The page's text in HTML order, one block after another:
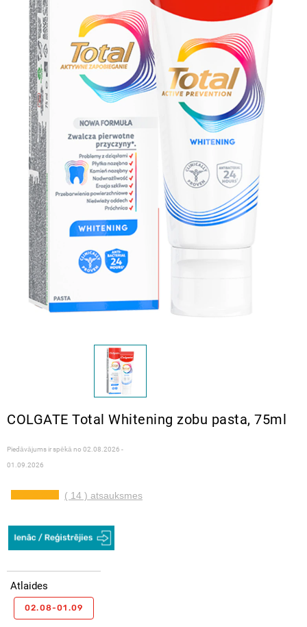
COLGATE Total Whitening zobu pasta, 75ml
Piedāvājums ir spēkā no 02.08.2026 -
01.09.2026
( 14 ) atsauksmes
Atlaides
02.08-01.09